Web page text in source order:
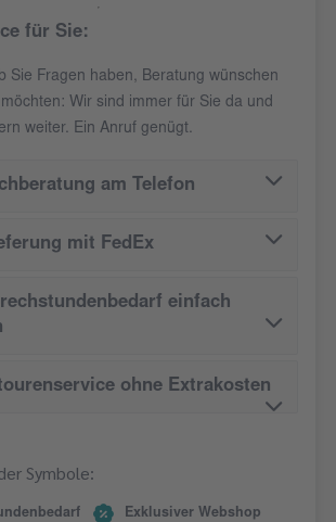
für Sie:
Sie Fragen haben, Beratung wünschen
Wir sind immer für Sie da und
weiter. Ein Anruf genügt.
am Telefon
mit FedEx
einfach
ohne Extrakosten
Symbole:
Exklusiver Webshop